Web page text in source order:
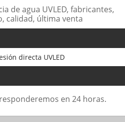
de agua UVLED, fabricantes,
calidad, última venta
directa UVLED
en 24 horas.